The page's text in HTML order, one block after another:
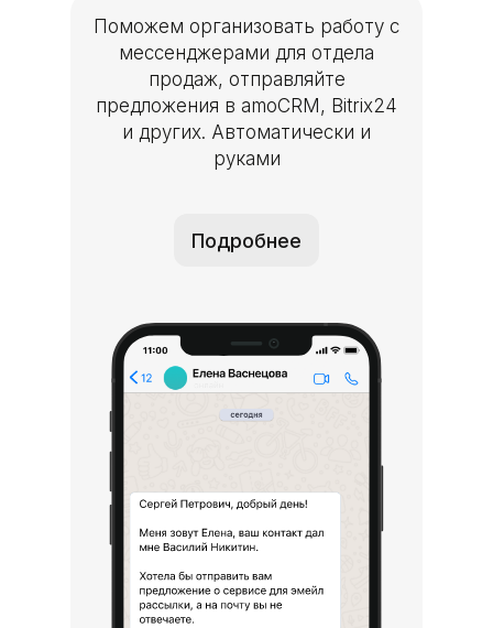
Поможем организовать работу с
мессенджерами для отдела
продаж, отправляйте
предложения в amoCRM, Bitrix24
и других. Автоматически и
руками
Подробнее